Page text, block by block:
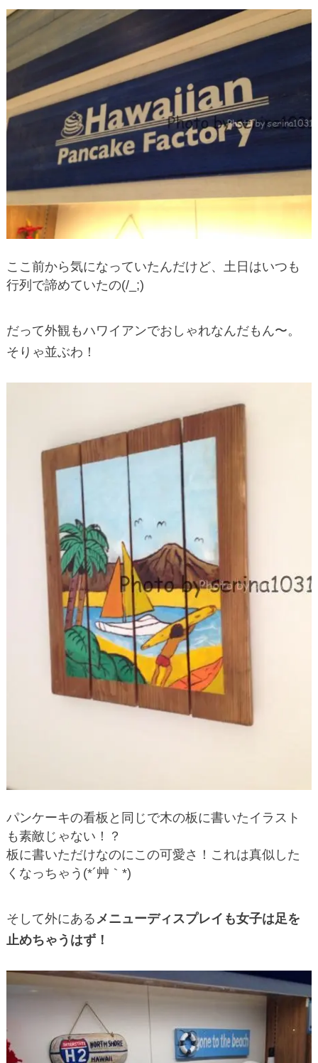
ここ前から気になっていたんだけど、土日はいつも
行列で諦めていたの(/_;)
だって外観もハワイアンでおしゃれなんだもん〜。
そりゃ並ぶわ！
パンケーキの看板と同じで木の板に書いたイラスト
も素敵じゃない！？
板に書いただけなのにこの可愛さ！これは真似した
くなっちゃう(*´艸｀*)
そして外にある メニューディスプレイも女子は足を
止めちゃうはず！